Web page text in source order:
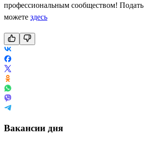
профессиональным сообществом! Подать
можете здесь
Вакансии дня